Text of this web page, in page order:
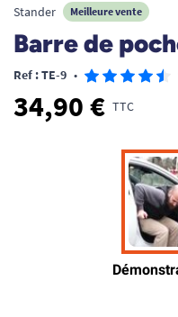
Stander Meilleure vente
Barre de
Ref : TE-9 •
34,90 € TTC